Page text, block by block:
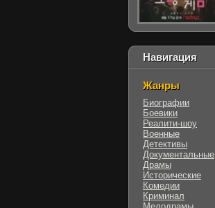
Навигация
Жанры
Биографии
Боевики
Реалити-шоу
Военные
Детективы
Документальные
Драмы
Исторические
Комедии
Криминал